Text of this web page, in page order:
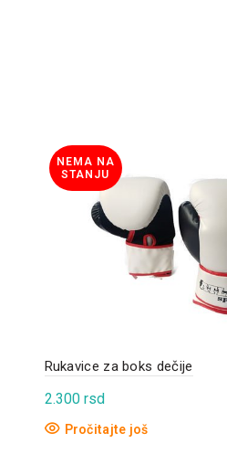
NEMA NA
STANJU
Rukavice za boks dečije
2.300 rsd
Pročitajte još